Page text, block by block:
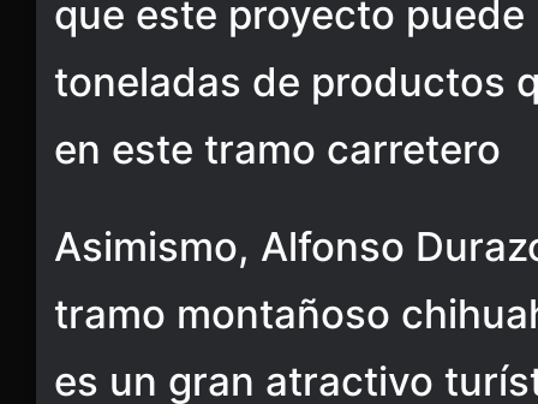
que este proyecto puede
toneladas de productos
en este tramo carretero
Asimismo, Alfonso
tramo montañoso
es un gran atractivo